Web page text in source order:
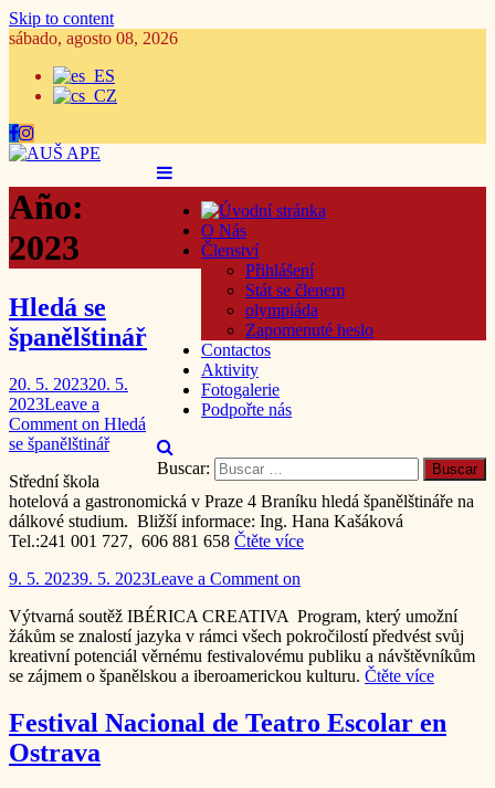
Skip to content
sábado, agosto 08, 2026
O Nás
Členství
Přihlášení
Stát se členem
olympiáda
Zapomenuté heslo
Contactos
Aktivity
Fotogalerie
Podpořte nás
Buscar:
Año:
2023
Hledá se
španělštinář
20. 5. 202320. 5.
2023Leave a
Comment on Hledá
se španělštinář
Střední škola
hotelová a gastronomická v Praze 4 Braníku hledá španělštináře na
dálkové studium. Bližší informace: Ing. Hana Kašáková
Tel.:241 001 727, 606 881 658 Čtěte více
9. 5. 20239. 5. 2023Leave a Comment on
Výtvarná soutěž IBÉRICA CREATIVA Program, který umožní
žákům se znalostí jazyka v rámci všech pokročilostí předvést svůj
kreativní potenciál věrnému festivalovému publiku a návštěvníkům
se zájmem o španělskou a iberoamerickou kulturu. Čtěte více
Festival Nacional de Teatro Escolar en
Ostrava